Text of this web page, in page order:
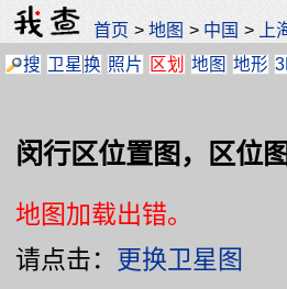
首页 >地图 > 中国 > 上
搜 卫星换 照片 区划 地图 地形
闵行区位置图，区位
地图加载出错。
请点击： 更换卫星图